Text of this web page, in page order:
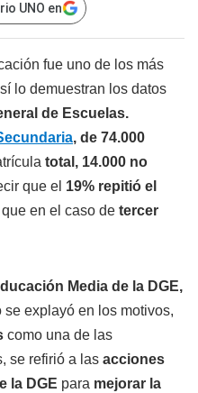
UNO en
fue uno de los más
lo demuestran los datos
de Escuelas.
, de 74.000
total, 14.000 no
que el 19% repitió el
en el caso de tercer
Media de la DGE,
se explayó en los motivos,
como una de las
se refirió a las acciones
la DGE para mejorar la